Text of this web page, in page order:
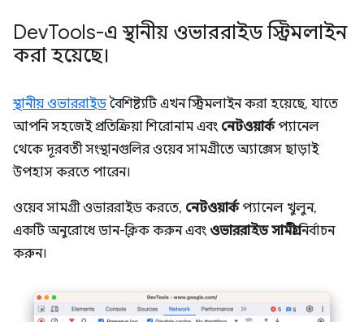
DevTools-এ স্থানীয় ওভাররাইড স্ট্রিমলাইন
করা হয়েছে।
স্থানীয় ওভাররাইডবৈশিষ্ট্যটি এখন স্ট্রিমলাইন করা হয়েছে, যাতে
আপনি সহজেই প্রতিক্রিয়া শিরোনাম এবং নেটওয়ার্কপ্যানেল
থেকে দূরবর্তী সংস্থানগুলির ওয়েব সামগ্রীতে অ্যাক্সেস ছাড়াই
উপহাস করতে পারেন।
ওয়েব সামগ্রী ওভাররাইড করতে, নেটওয়ার্কপ্যানেল খুলুন,
একটি অনুরোধে ডান-ক্লিক করুন এবং ওভাররাইড সামগ্রীনির্বাচন
করুন।